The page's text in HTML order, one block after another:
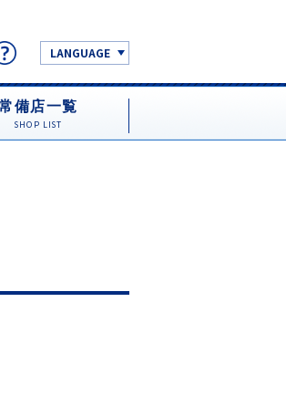
LANGUAGE
備店一覧
SHOP LIST